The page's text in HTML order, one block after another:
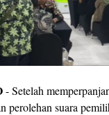
- Setelah
perolehan suara